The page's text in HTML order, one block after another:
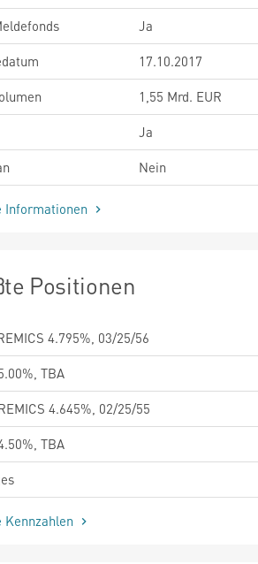
Ja
17.10.2017
1,55 Mrd. EUR
Ja
Nein
Informationen
Positionen
4.795%, 03/25/56
TBA
4.645%, 02/25/55
TBA
Kennzahlen